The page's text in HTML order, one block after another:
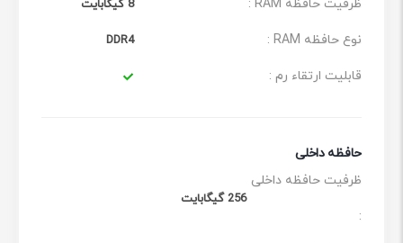
ظرفیت حافظه RAM :
8 گیگابایت
نوع حافظه RAM : DDR4
قابلیت ارتقاء رم :
حافظه داخلی
ظرفیت حافظه داخلی
:
256 گیگابایت